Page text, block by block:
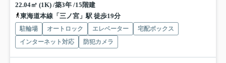
22.04㎡ (1K) /築3年 /15階建
東海道本線「三ノ宮」駅 徒歩19分
駐輪場 オートロック エレベーター
宅配ボックス
インターネット対応
防犯カメラ